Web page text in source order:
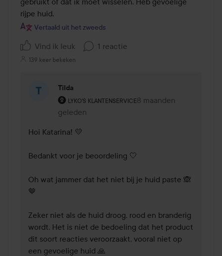
rijpe huid.
Vertaald uit het zweeds
Vind ik leuk 1 reactie
139 keer bekeken
Tilda
LYKO'S KLANTENSERVICE
De rol van de gebruiker: Lyko's klantenservice.
8 maanden
geleden
Reactie geladen 8
Hoi Katarina! 💛
Bedankt voor je beoordeling 🤍
Oh wat jammer dat het niet bij je huid paste 🙈
🤎
Zeker niet als de huid droog, rood en branderig
wordt. Het is niet de bedoeling dat het product
dit soort reacties veroorzaakt, vooral niet op
een gevoelige huid 🙏